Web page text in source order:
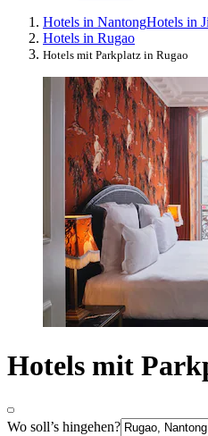
Hotels in NantongHotels in
Hotels in Rugao
Hotels mit Parkplatz in Rugao
Hotels mit
Wo soll’s hingehen?